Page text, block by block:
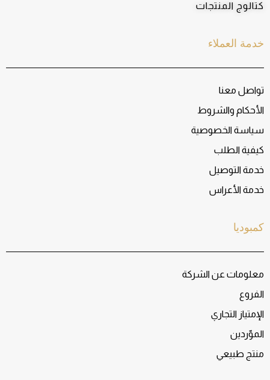
كمبوديا
معلومات عن الشركة
الفروع
الإمتياز التجاري
الموّردين
منتج طبيعي
خدمة العملاء
تواصل معنا
الأحكام والشروط
سياسة الخصوصية
كيفية الطلب
خدمة التوصيل
خدمة الأعراس
كتالوج المنتجات